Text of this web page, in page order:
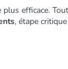
efficace.
, étape